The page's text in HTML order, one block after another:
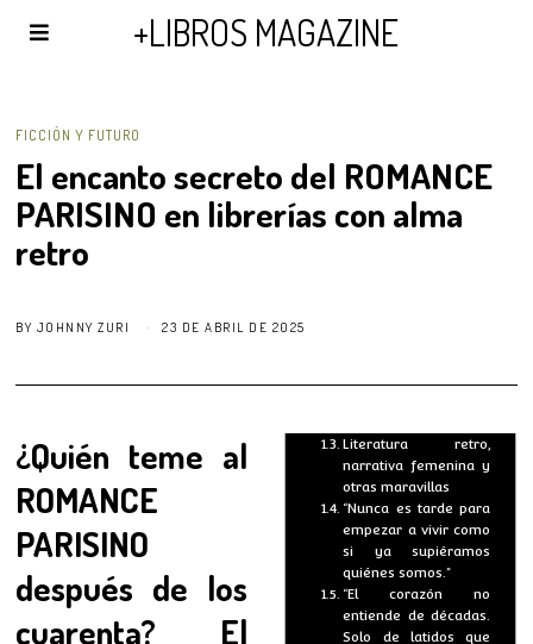
+LIBROS MAGAZINE
FICCIÓN Y FUTURO
El encanto secreto del ROMANCE
PARISINO en librerías con alma
retro
BY JOHNNY ZURI 23 DE ABRIL DE 2025
¿Quién teme al
ROMANCE
PARISINO
después de los
cuarenta? El
Literatura retro,
narrativa femenina y
otras maravillas
“Nunca es tarde para
empezar a vivir como
si ya supiéramos
quiénes somos.”
“El corazón no
entiende de décadas.
Solo de latidos que